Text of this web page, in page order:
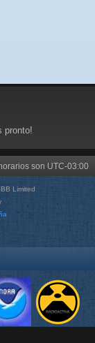
pronto!
son UTC-03:00
Limited